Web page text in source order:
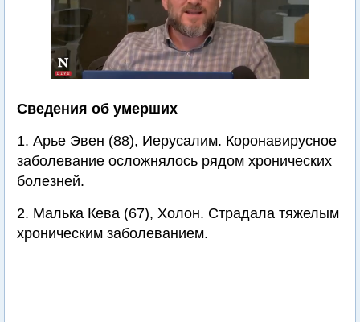
Сведения об умерших
1. Арье Эвен (88), Иерусалим. Коронавирусное
заболевание осложнялось рядом хронических
болезней.
2. Малька Кева (67), Холон. Страдала тяжелым
хроническим заболеванием.